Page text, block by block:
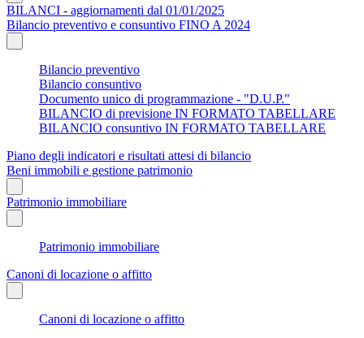
BILANCI - aggiornamenti dal 01/01/2025
Bilancio preventivo e consuntivo FINO A 2024
Bilancio preventivo
Bilancio consuntivo
Documento unico di programmazione - "D.U.P."
BILANCIO di previsione IN FORMATO TABELLARE
BILANCIO consuntivo IN FORMATO TABELLARE
Piano degli indicatori e risultati attesi di bilancio
Beni immobili e gestione patrimonio
Patrimonio immobiliare
Patrimonio immobiliare
Canoni di locazione o affitto
Canoni di locazione o affitto